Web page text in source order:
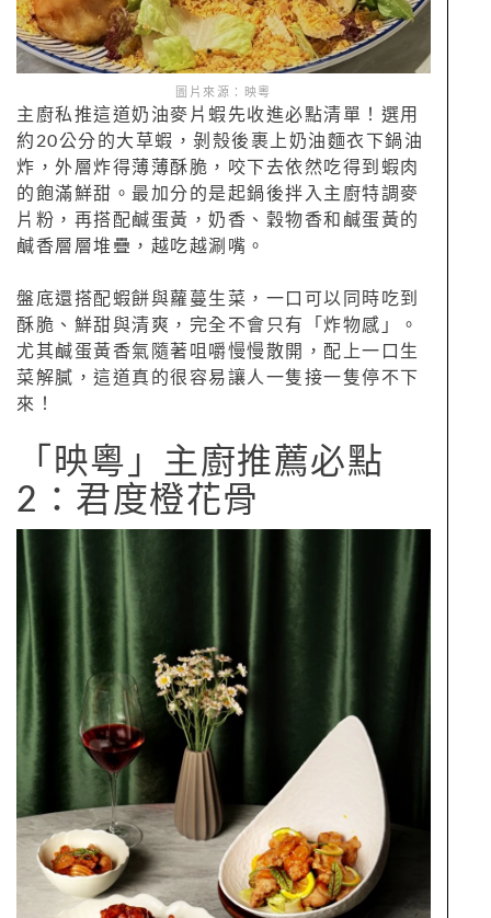
圖片來源：映粵
主廚私推這道奶油麥片蝦先收進必點清單！選用
約20公分的大草蝦，剝殼後裹上奶油麵衣下鍋油
炸，外層炸得薄薄酥脆，咬下去依然吃得到蝦肉
的飽滿鮮甜。最加分的是起鍋後拌入主廚特調麥
片粉，再搭配鹹蛋黃，奶香、穀物香和鹹蛋黃的
鹹香層層堆疊，越吃越涮嘴。
盤底還搭配蝦餅與蘿蔓生菜，一口可以同時吃到
酥脆、鮮甜與清爽，完全不會只有「炸物感」。
尤其鹹蛋黃香氣隨著咀嚼慢慢散開，配上一口生
菜解膩，這道真的很容易讓人一隻接一隻停不下
來！
「映粵」主廚推薦必點
2：君度橙花骨